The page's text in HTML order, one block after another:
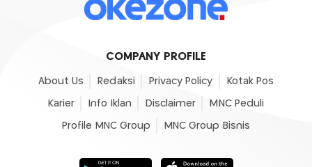
COMPANY PROFILE
About Us Redaksi Privacy Policy Kotak Pos
Karier Info Iklan Disclaimer MNC Peduli
Profile MNC Group MNC Group Bisnis